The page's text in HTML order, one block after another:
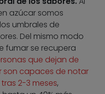
azúcar somos
umbrales de
Del mismo modo
fumar se recupera
que dejan de
son capaces de notar
2-3 meses,